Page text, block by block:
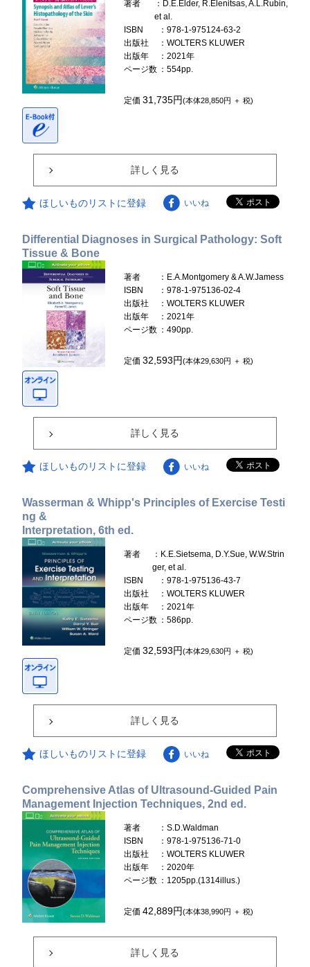
著者
：D.E.Elder, R.Elenitsas, A.L.Rubin,
et al.
ISBN
：978-1-975124-63-2
出版社
：WOLTERS KLUWER
出版年
：2021年
ページ数 ：554pp.
定価31,735円(本体28,850円 ＋ 税)
詳しく見る
ほしいものリストに登録 いいね
Differential Diagnoses in Surgical Pathology: Soft
Tissue & Bone
著者
：E.A.Montgomery & A.W.Jamess
ISBN
：978-1-975136-02-4
出版社
：WOLTERS KLUWER
出版年
：2021年
ページ数 ：490pp.
定価32,593円(本体29,630円 ＋ 税)
詳しく見る
ほしいものリストに登録 いいね
Wasserman & Whipp's Principles of Exercise Testi
ng &
Interpretation, 6th ed.
著者
：K.E.Sietsema, D.Y.Sue, W.W.Strin
ger, et al.
ISBN
：978-1-975136-43-7
出版社
：WOLTERS KLUWER
出版年
：2021年
ページ数 ：586pp.
定価32,593円(本体29,630円 ＋ 税)
詳しく見る
ほしいものリストに登録 いいね
Comprehensive Atlas of Ultrasound-Guided Pain
Management Injection Techniques, 2nd ed.
著者
：S.D.Waldman
ISBN
：978-1-975136-71-0
出版社
：WOLTERS KLUWER
出版年
：2020年
ページ数 ：1205pp.(1314illus.)
定価42,889円(本体38,990円 ＋ 税)
詳しく見る